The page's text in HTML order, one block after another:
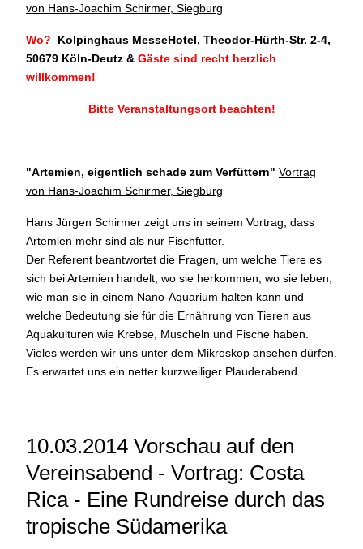
von Hans-Joachim Schirmer, Siegburg
Wo?
Kolpinghaus MesseHotel, Theodor-Hürth-Str. 2-4,
50679 Köln-Deutz & Gäste sind recht herzlich
willkommen!
Bitte Veranstaltungsort beachten!
"Artemien, eigentlich schade zum Verfüttern" Vortrag
von Hans-Joachim Schirmer, Siegburg
Hans Jürgen Schirmer zeigt uns in seinem Vortrag, dass
Artemien mehr sind als nur Fischfutter.
Der Referent beantwortet die Fragen, um welche Tiere es
sich bei Artemien handelt, wo sie herkommen, wo sie leben,
wie man sie in einem Nano-Aquarium halten kann und
welche Bedeutung sie für die Ernährung von Tieren aus
Aquakulturen wie Krebse, Muscheln und Fische haben.
Vieles werden wir uns unter dem Mikroskop ansehen dürfen.
Es erwartet uns ein netter kurzweiliger Plauderabend.
10.03.2014 Vorschau auf den
Vereinsabend - Vortrag: Costa
Rica - Eine Rundreise durch das
tropische Südamerika